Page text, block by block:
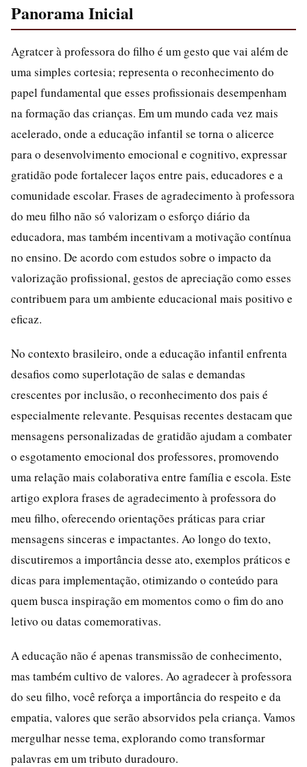
Panorama Inicial
Agratcer à professora do filho é um gesto que vai além de
uma simples cortesia; representa o reconhecimento do
papel fundamental que esses profissionais desempenham
na formação das crianças. Em um mundo cada vez mais
acelerado, onde a educação infantil se torna o alicerce
para o desenvolvimento emocional e cognitivo, expressar
gratidão pode fortalecer laços entre pais, educadores e a
comunidade escolar. Frases de agradecimento à professora
do meu filho não só valorizam o esforço diário da
educadora, mas também incentivam a motivação contínua
no ensino. De acordo com estudos sobre o impacto da
valorização profissional, gestos de apreciação como esses
contribuem para um ambiente educacional mais positivo e
eficaz.
No contexto brasileiro, onde a educação infantil enfrenta
desafios como superlotação de salas e demandas
crescentes por inclusão, o reconhecimento dos pais é
especialmente relevante. Pesquisas recentes destacam que
mensagens personalizadas de gratidão ajudam a combater
o esgotamento emocional dos professores, promovendo
uma relação mais colaborativa entre família e escola. Este
artigo explora frases de agradecimento à professora do
meu filho, oferecendo orientações práticas para criar
mensagens sinceras e impactantes. Ao longo do texto,
discutiremos a importância desse ato, exemplos práticos e
dicas para implementação, otimizando o conteúdo para
quem busca inspiração em momentos como o fim do ano
letivo ou datas comemorativas.
A educação não é apenas transmissão de conhecimento,
mas também cultivo de valores. Ao agradecer à professora
do seu filho, você reforça a importância do respeito e da
empatia, valores que serão absorvidos pela criança. Vamos
mergulhar nesse tema, explorando como transformar
palavras em um tributo duradouro.